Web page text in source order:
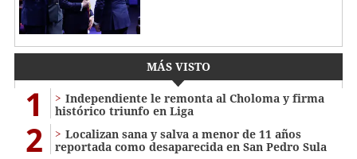
MÁS VISTO
1
Independiente le remonta al Choloma y firma
histórico triunfo en Liga
2
Localizan sana y salva a menor de 11 años
reportada como desaparecida en San Pedro Sula